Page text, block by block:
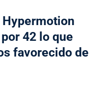
42 lo que
favorecido de